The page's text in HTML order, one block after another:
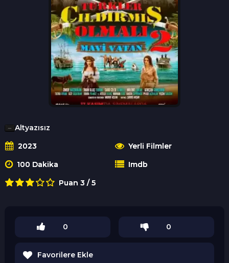
Altyazısız
2023
Yerli Filmler
100 Dakika
Imdb
Puan 3 / 5
0 0
Favorilere Ekle